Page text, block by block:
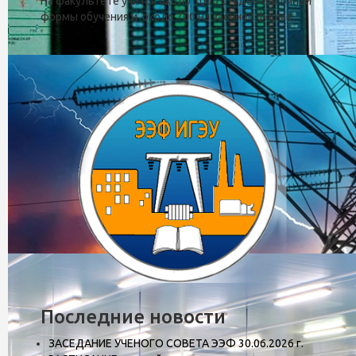
Кафедра автоматического
формы обучения и около 700 на заочной форме.
Последние новости
ЗАСЕДАНИЕ УЧЕНОГО СОВЕТА ЭЭФ 30.06.2026 г.